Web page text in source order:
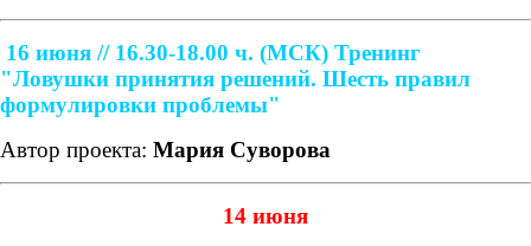
16 июня // 16.30-18.00 ч. (МСК) Тренинг
"Ловушки принятия решений. Шесть правил
формулировки проблемы"
Автор проекта: Мария Суворова
14 июня